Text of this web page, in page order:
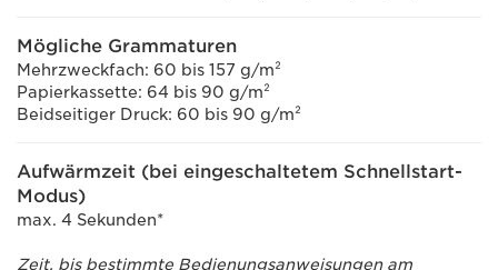
Mögliche Grammaturen
Mehrzweckfach: 60 bis 157 g/m²
Papierkassette: 64 bis 90 g/m²
Beidseitiger Druck: 60 bis 90 g/m²
Aufwärmzeit (bei eingeschaltetem Schnellstart-
Modus)
max. 4 Sekunden*
Zeit, bis bestimmte Bedienungsanweisungen am